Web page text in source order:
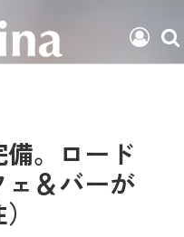
。ロード
＆バーが